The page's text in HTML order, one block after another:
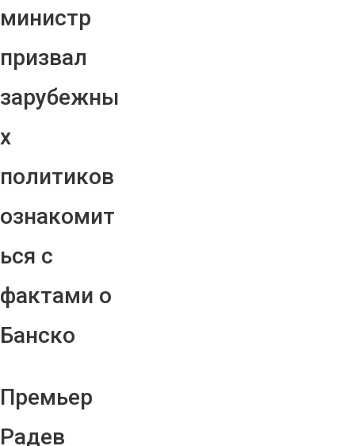
министр
призвал
зарубежны
х
политиков
ознакомит
ься с
фактами о
Банско
Премьер
Радев